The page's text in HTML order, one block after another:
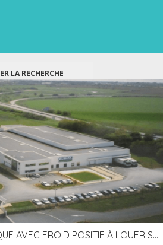
votre recherche.
PLATEFORME LOGISTIQUE AVEC FROID POSITIF À LOUER SECTEUR NIORT (79)